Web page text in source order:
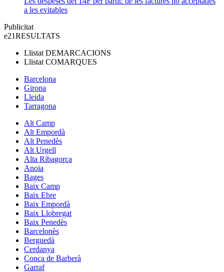
a les evitables
Publicitat
e21RESULTATS
Llistat DEMARCACIONS
Llistat COMARQUES
Barcelona
Girona
Lleida
Tarragona
Alt Camp
Alt Empordà
Alt Penedès
Alt Urgell
Alta Ribagorça
Anoia
Bages
Baix Camp
Baix Ebre
Baix Empordà
Baix Llobregat
Baix Penedès
Barcelonès
Berguedà
Cerdanya
Conca de Barberà
Garraf